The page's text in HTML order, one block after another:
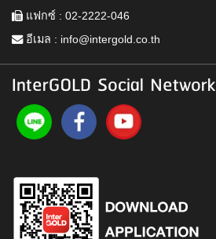
แฟกซ์ : 02-2222-046
อีเมล : info@intergold.co.th
InterGOLD Social Network